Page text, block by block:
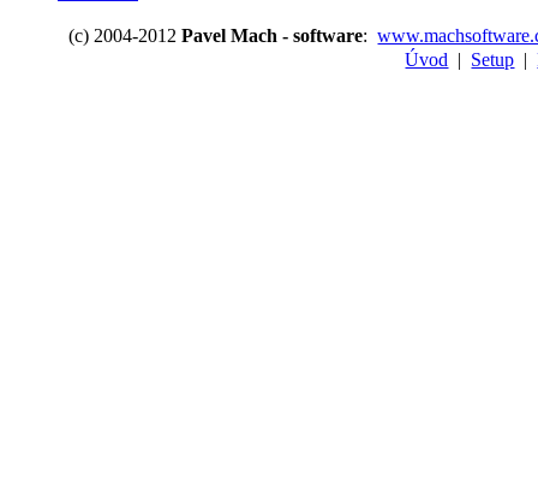
(c) 2004-2012Pavel Mach - software:
Úvod | Setup |